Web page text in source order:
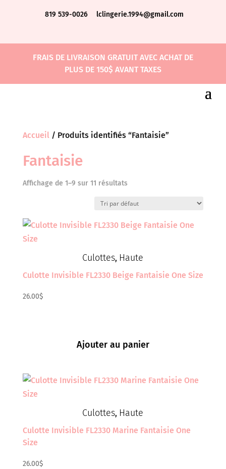
819 539-0026 lclingerie.1994@gmail.com
FRAIS DE LIVRAISON GRATUIT AVEC ACHAT DE
PLUS DE 150$ AVANT TAXES
Accueil/ Produits identifiés “Fantaisie”
Fantaisie
Affichage de 1–9 sur 11 résultats
Culottes, Haute
Culotte Invisible FL2330 Beige Fantaisie One Size
26.00$
Ajouter au panier
Culottes, Haute
Culotte Invisible FL2330 Marine Fantaisie One
Size
26.00$